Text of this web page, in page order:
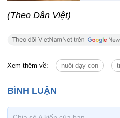
(Theo Dân Việt)
Xem thêm về: nuôi dạy con